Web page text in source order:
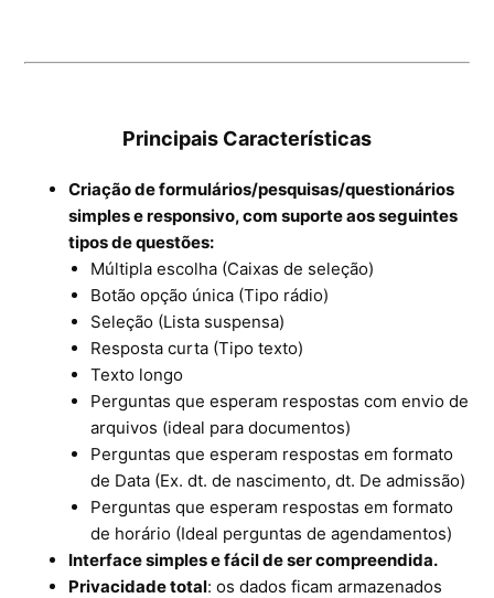
Interno - Cloud Interno
Interno - CloudStack
Interno - Procedimentos Internos
Interno - Skybox
Interno - Veeam
Equipe Ativação
Microsoft SQL Server
Principais Características
Criação de formulários/pesquisas/questionários
simples e responsivo, com suporte aos seguintes
tipos de questões:
Múltipla escolha (Caixas de seleção)
Botão opção única (Tipo rádio)
Seleção (Lista suspensa)
Resposta curta (Tipo texto)
Texto longo
Perguntas que esperam respostas com envio de
arquivos (ideal para documentos)
Perguntas que esperam respostas em formato
de Data (Ex. dt. de nascimento, dt. De admissão)
Perguntas que esperam respostas em formato
de horário (Ideal perguntas de agendamentos)
Interface simples e fácil de ser compreendida.
Privacidade total: os dados ficam armazenados